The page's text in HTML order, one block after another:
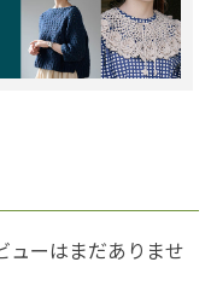
ューはまだありませ